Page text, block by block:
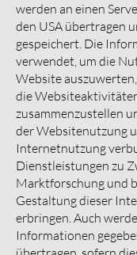
werden an einen
den USA übertragen
gespeichert. Die
verwendet, um die
Website
die
zusammenzustellen
der Websitenutzung
Internetnutzung
Dienstleistungen zu
Marktforschung und
Gestaltung dieser
erbringen. Auch
Informationen